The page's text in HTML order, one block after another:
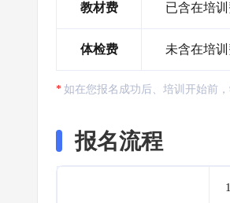
教材费 已含在培
体检费 未含在培
如在您报名成功后、培训开始前
报名流程